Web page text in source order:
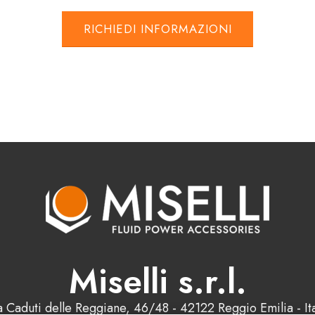
RICHIEDI INFORMAZIONI
Miselli s.r.l.
Caduti delle Reggiane, 46/48 - 42122 Reggio Emilia -